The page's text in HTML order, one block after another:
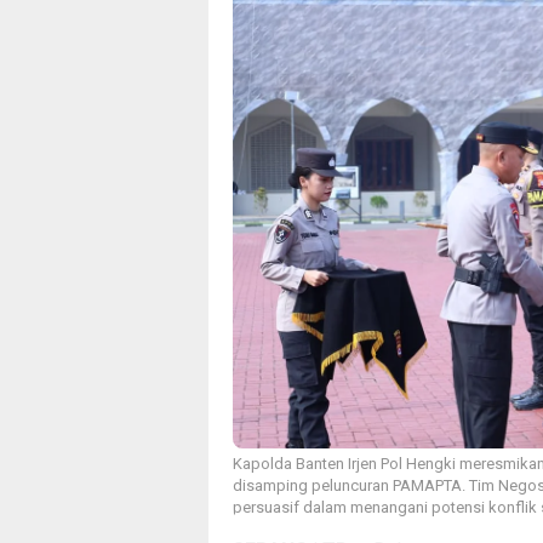
Kapolda Banten Irjen Pol Hengki
disamping peluncuran PAMAPTA. Tim
persuasif dalam menangani potensi